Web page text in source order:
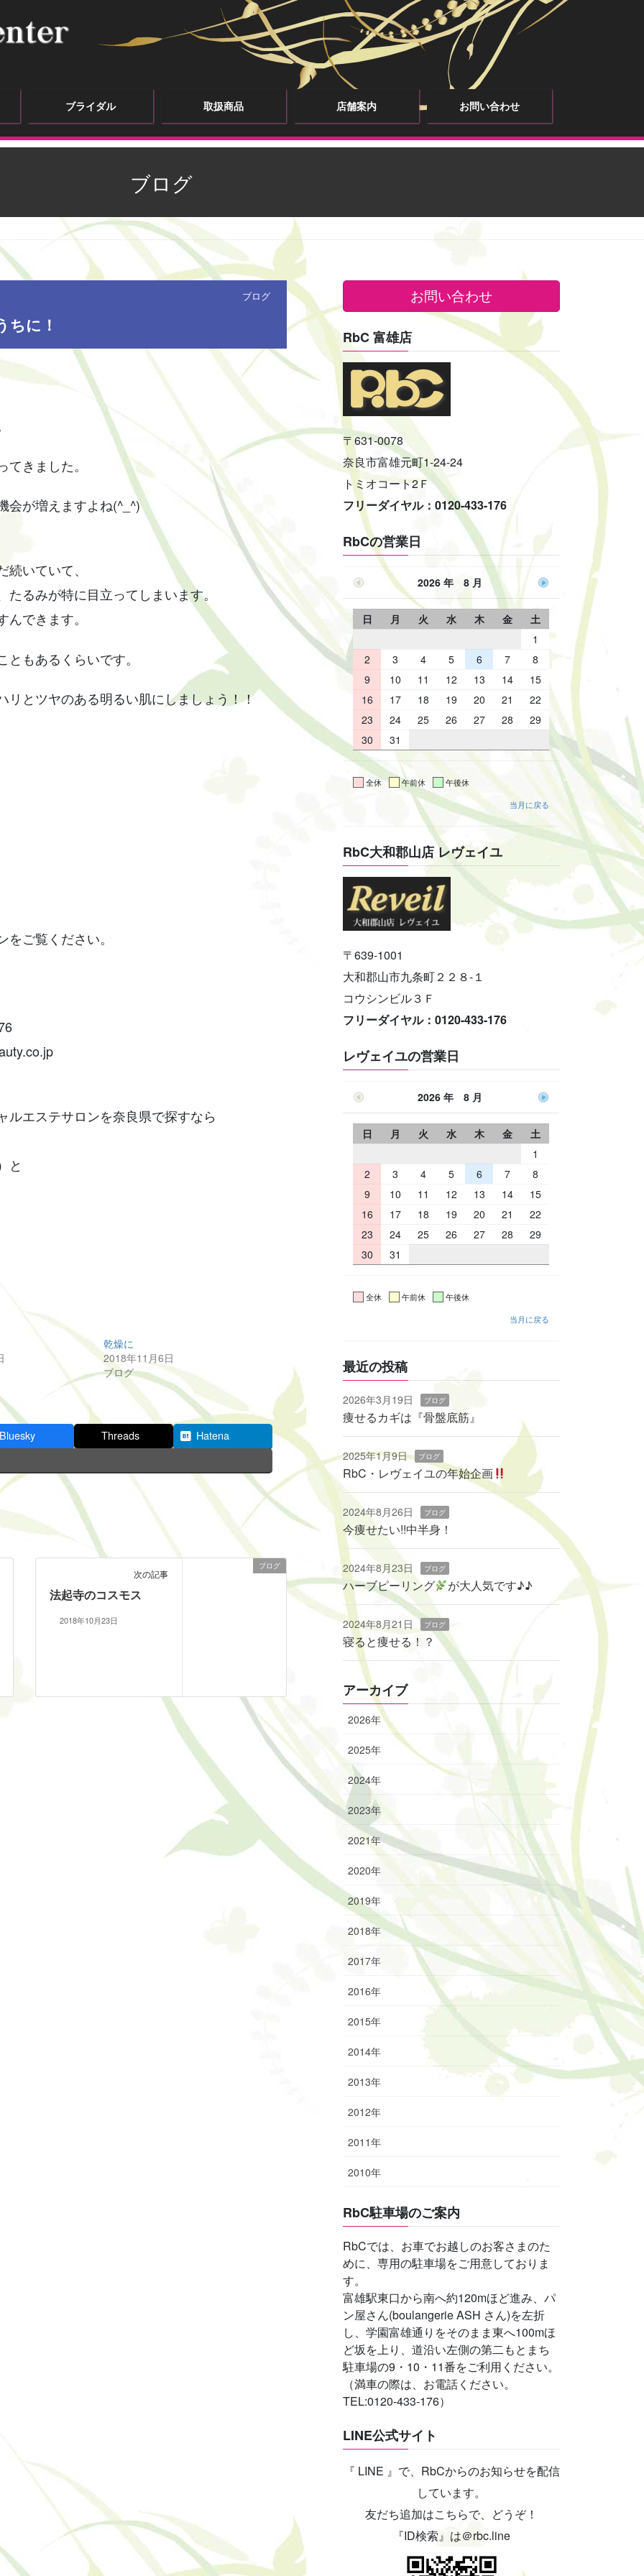
ブライダル 取扱商品 店舗案内 お問い合わせ
ブログ
ブログ
ちに！
きました。
会が増えますよね(^_^)
いていて、
るみが特に目立ってしまいます。
できます。
ともあるくらいです。
リとツヤのある明るい肌にしましょう！！
をご覧ください。
ルエステサロンを奈良県で探すなら
と
乾燥に
2018年11月6日
ブログ
Bluesky Threads
Hatena
ブログ
次の記事
法起寺のコスモス
2018年10月23日
お問い合わせ
RbC 富雄店
〒631-0078
奈良市富雄元町1-24-24
トミオコート2Ｆ
フリーダイヤル：0120-433-176
RbCの営業日
2026 年 8 月
日 月 火 水 木 金
土
1
2
3 4 5 6 7
8
9
10 11 12 13 14
15
16
17 18 19 20 21
22
23
24 25 26 27 28
29
30
31
全休 午前休
午後休
当月に戻る
RbC大和郡山店 レヴェイユ
〒639-1001
大和郡山市九条町２２８-１
コウシンビル３Ｆ
フリーダイヤル：0120-433-176
レヴェイユの営業日
2026 年 8 月
日 月 火 水 木 金
土
1
2
3 4 5 6 7
8
9
10 11 12 13 14
15
16
17 18 19 20 21
22
23
24 25 26 27 28
29
30
31
全休 午前休
午後休
当月に戻る
最近の投稿
2026年3月19日 ブログ
痩せるカギは『骨盤底筋』
2025年1月9日 ブログ
RbC・レヴェイユの年始企画
2024年8月26日 ブログ
今痩せたい!!中半身！
2024年8月23日 ブログ
ハーブピーリング ‬が大人気です♪♪
2024年8月21日 ブログ
寝ると痩せる！？
アーカイブ
2026年
2025年
2024年
2023年
2021年
2020年
2019年
2018年
2017年
2016年
2015年
2014年
2013年
2012年
2011年
2010年
RbC駐車場のご案内
RbCでは、お車でお越しのお客さまのた
めに、専用の駐車場をご用意しておりま
す。
富雄駅東口から南へ約120mほど進み、パ
ン屋さん(boulangerie ASH さん)を左折
し、学園富雄通りをそのまま東へ100mほ
ど坂を上り、道沿い左側の第二もとまち
駐車場の9・10・11番をご利用ください。
（満車の際は、お電話ください。
TEL:0120-433-176）
LINE公式サイト
『 LINE 』で、RbCからのお知らせを配信
しています。
友だち追加はこちらで、どうぞ！
『ID検索』は＠rbc.line